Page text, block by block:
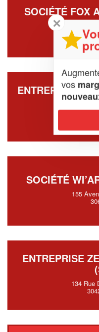
SOCIÉTÉ FOX
30380
ENTREPRISE
1
SOCIÉTÉ
155
ENTREPRISE
134 Rue
✕
vos